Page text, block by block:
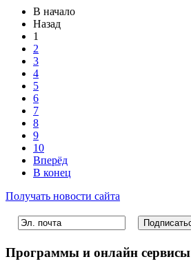
В начало
Назад
1
2
3
4
5
6
7
8
9
10
Вперёд
В конец
Получать новости сайта
Программы и онлайн сервисы